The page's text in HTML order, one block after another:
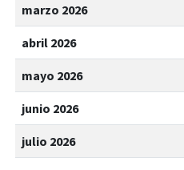
marzo 2026
abril 2026
mayo 2026
junio 2026
julio 2026